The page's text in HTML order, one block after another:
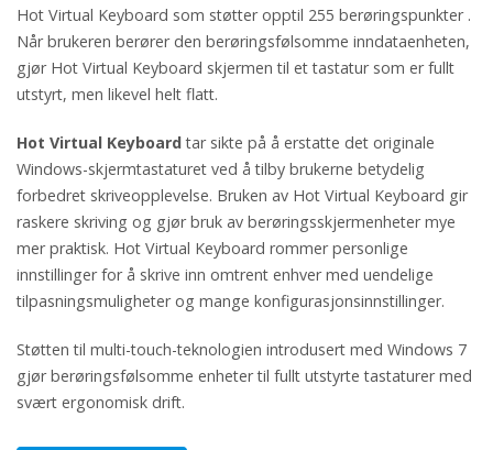
Hot Virtual Keyboard som støtter opptil 255 berøringspunkter .
Når brukeren berører den berøringsfølsomme inndataenheten,
gjør Hot Virtual Keyboard skjermen til et tastatur som er fullt
utstyrt, men likevel helt flatt.
Hot Virtual Keyboardtar sikte på å erstatte det originale
Windows-skjermtastaturet ved å tilby brukerne betydelig
forbedret skriveopplevelse. Bruken av Hot Virtual Keyboard gir
raskere skriving og gjør bruk av berøringsskjermenheter mye
mer praktisk. Hot Virtual Keyboard rommer personlige
innstillinger for å skrive inn omtrent enhver med uendelige
tilpasningsmuligheter og mange konfigurasjonsinnstillinger.
Støtten til multi-touch-teknologien introdusert med Windows 7
gjør berøringsfølsomme enheter til fullt utstyrte tastaturer med
svært ergonomisk drift.